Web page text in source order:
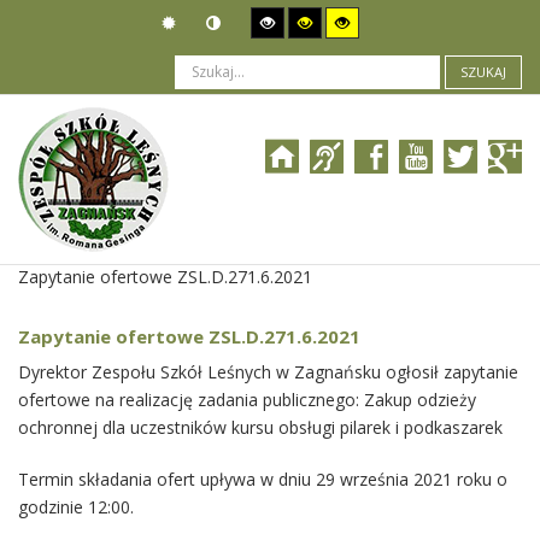
SZUKAJ
Jesteś tutaj: Zamówienia publiczne
Wszczęcie postępowania
Zapytanie ofertowe ZSL.D.271.6.2021
Zapytanie ofertowe ZSL.D.271.6.2021
Dyrektor Zespołu Szkół Leśnych w Zagnańsku ogłosił zapytanie
ofertowe na realizację zadania publicznego: Zakup odzieży
ochronnej dla uczestników kursu obsługi pilarek i podkaszarek
Termin składania ofert upływa w dniu 29 września 2021 roku o
godzinie 12:00.